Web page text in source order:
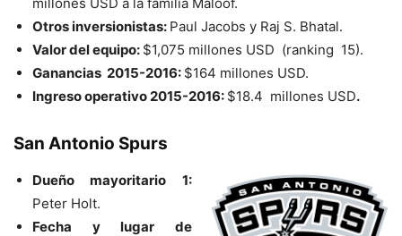
Otros inversionistas: Paul Jacobs y Raj S. Bhatal.
Valor del equipo: $1,075 millones USD (ranking 15).
Ganancias 2015-2016: $164 millones USD.
Ingreso operativo 2015-2016: $18.4 millones USD.
San Antonio Spurs
Dueño mayoritario 1:
Peter Holt.
Fecha y lugar de